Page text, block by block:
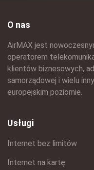
O nas
AirMAX jest
operatorem
klientów biznesowych,
samorządowej i wielu
europejskim poziomie.
Usługi
Internet bez limitów
Internet na kartę